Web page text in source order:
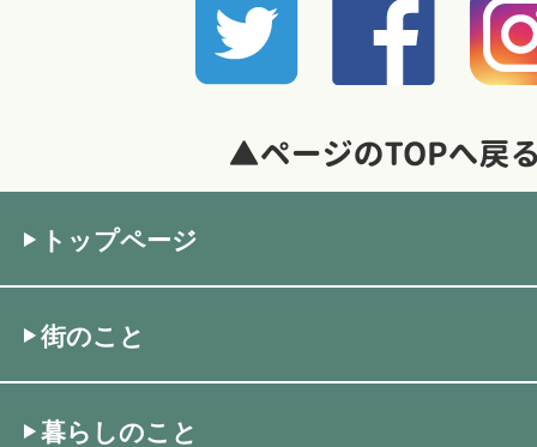
トップページ
街のこと
暮らしのこと